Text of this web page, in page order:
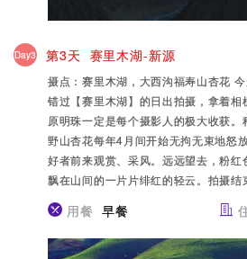
Day3 第3天 赛里木湖-新源
摄点：赛里木湖，大西沟福寿山杏花
错过【赛里木湖】的日出拍摄，拿着
原明珠一定是每个摄影人的极大收获
野山杏花每年4月间开始无拘无束地怒
好者前来观赏、采风。远远望去，粉
飘在山间的一片片绯红的轻云。拍摄结
用餐 早餐